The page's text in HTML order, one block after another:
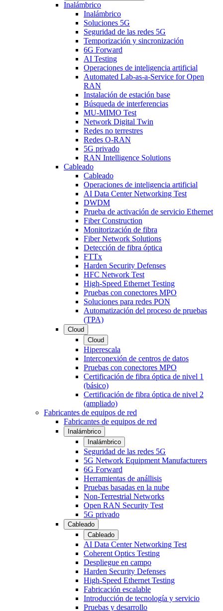
Inalámbrico
Inalámbrico
Soluciones 5G
Seguridad de las redes 5G
Temporización y sincronización
6G Forward
AI Testing
Operaciones de inteligencia artificial
Automated Lab-as-a-Service for Open
RAN
Instalación de estación base
Búsqueda de interferencias
MU-MIMO Test
Network Digital Twin
Redes no terrestres
Redes O-RAN
5G privado
RAN Intelligence Solutions
Cableado
Cableado
Operaciones de inteligencia artificial
AI Data Center Networking Test
DWDM
Prueba de activación de servicio Ethernet
Fiber Construction
Monitorización de fibra
Fiber Network Solutions
Detección de fibra óptica
FTTx
Harden Security Defenses
HFC Network Test
High-Speed Ethernet Testing
Pruebas con conectores MPO
Soluciones para redes PON
Automatización del proceso de pruebas
(TPA)
Cloud
Cloud
Hiperescala
Interconexión de centros de datos
Pruebas con conectores MPO
Certificación de fibra óptica de nivel 1
(básico)
Certificación de fibra óptica de nivel 2
(ampliado)
Fabricantes de equipos de red
Fabricantes de equipos de red
Inalámbrico
Inalámbrico
Seguridad de las redes 5G
5G Network Equipment Manufacturers
6G Forward
Herramientas de anállisis
Pruebas basadas en la nube
Non-Terrestrial Networks
Open RAN Security Test
5G privado
Cableado
Cableado
AI Data Center Networking Test
Coherent Optics Testing
Despliegue en campo
Harden Security Defenses
High-Speed Ethernet Testing
Fabricación escalable
Introducción de tecnología y servicio
Pruebas y desarrollo